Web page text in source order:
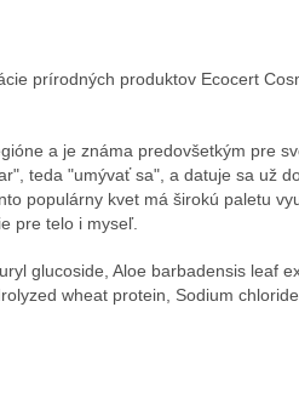
prírodných produktov Ecocert
a je známa predovšetkým pre
teda "umývať sa", a datuje sa už
populárny kvet má širokú paletu
pre telo i myseľ.
glucoside, Aloe barbadensis leaf
wheat protein, Sodium